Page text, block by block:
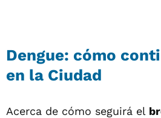
Dengue: cómo
en la Ciudad
Acerca de cómo seguirá el